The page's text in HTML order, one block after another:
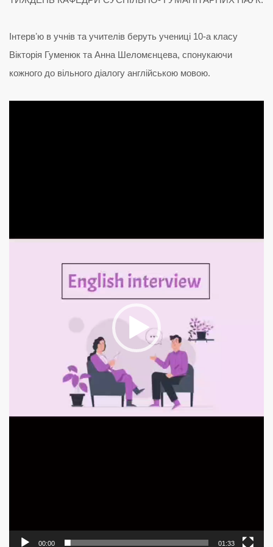
Інтервʼю в учнів та учителів беруть учениці 10-а класу
Вікторія Гуменюк та Анна Шеломєнцева, спонукаючи
кожного до вільного діалогу англійською мовою.
Відеопрогравач
00:00 01:33